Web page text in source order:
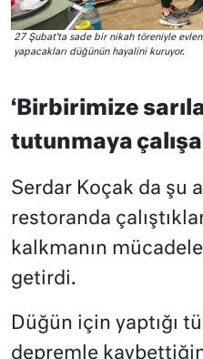
27 Şubat’ta sade bir nikah töreniyle
yapacakları düğünün hayalini kuruyor.
‘Birbirimize
tutunmaya
Serdar Koçak da şu
restoranda
kalkmanın
getirdi.
Düğün için yaptığı
depremle